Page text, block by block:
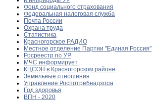
Фонд социального страхования
Федеральная налоговая служба
Почта России
Охрана труда
Статистика
Красногорское РАДИО
Местное отделение Партии "Единая Россия"
Росреестр по УР
МЧС информирует
КЦСОН в Красногорском районе
Земельные отношения
Управление Роспотребнадзора
Год здоровья
ВПН - 2020